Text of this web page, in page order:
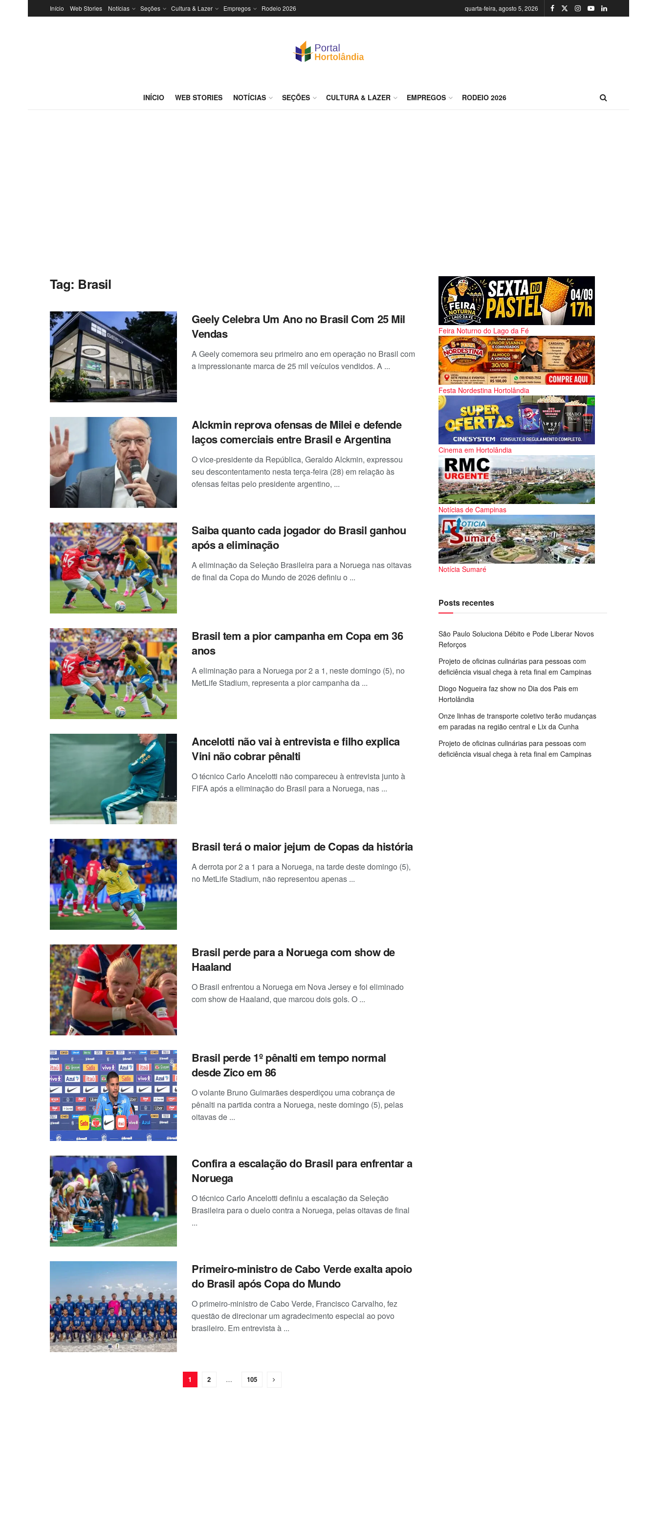
Início Web Stories Notícias Seções Cultura & Lazer Empregos Rodeio 2026 quarta-feira, agosto 5, 2026
INÍCIO WEB STORIES NOTÍCIAS SEÇÕES CULTURA & LAZER EMPREGOS RODEIO 2026
Tag: Brasil
Geely Celebra Um Ano no Brasil Com 25 Mil
Vendas
A Geely comemora seu primeiro ano em operação no Brasil com
a impressionante marca de 25 mil veículos vendidos. A ...
Alckmin reprova ofensas de Milei e defende
laços comerciais entre Brasil e Argentina
O vice-presidente da República, Geraldo Alckmin, expressou
seu descontentamento nesta terça-feira (28) em relação às
ofensas feitas pelo presidente argentino, ...
Saiba quanto cada jogador do Brasil ganhou
após a eliminação
A eliminação da Seleção Brasileira para a Noruega nas oitavas
de final da Copa do Mundo de 2026 definiu o ...
Brasil tem a pior campanha em Copa em 36
anos
A eliminação para a Noruega por 2 a 1, neste domingo (5), no
MetLife Stadium, representa a pior campanha da ...
Ancelotti não vai à entrevista e filho explica
Vini não cobrar pênalti
O técnico Carlo Ancelotti não compareceu à entrevista junto à
FIFA após a eliminação do Brasil para a Noruega, nas ...
Brasil terá o maior jejum de Copas da história
A derrota por 2 a 1 para a Noruega, na tarde deste domingo (5),
no MetLife Stadium, não representou apenas ...
Brasil perde para a Noruega com show de
Haaland
O Brasil enfrentou a Noruega em Nova Jersey e foi eliminado
com show de Haaland, que marcou dois gols. O ...
Brasil perde 1º pênalti em tempo normal
desde Zico em 86
O volante Bruno Guimarães desperdiçou uma cobrança de
pênalti na partida contra a Noruega, neste domingo (5), pelas
oitavas de ...
Confira a escalação do Brasil para enfrentar a
Noruega
O técnico Carlo Ancelotti definiu a escalação da Seleção
Brasileira para o duelo contra a Noruega, pelas oitavas de final
...
Primeiro-ministro de Cabo Verde exalta apoio
do Brasil após Copa do Mundo
O primeiro-ministro de Cabo Verde, Francisco Carvalho, fez
questão de direcionar um agradecimento especial ao povo
brasileiro. Em entrevista à ...
1 2 … 105
Feira Noturno do Lago da Fé
Festa Nordestina Hortolândia
Cinema em Hortolândia
Notícias de Campinas
Notícia Sumaré
Posts recentes
São Paulo Soluciona Débito e Pode Liberar Novos
Reforços
Projeto de oficinas culinárias para pessoas com
deficiência visual chega à reta final em Campinas
Diogo Nogueira faz show no Dia dos Pais em
Hortolândia
Onze linhas de transporte coletivo terão mudanças
em paradas na região central e Lix da Cunha
Projeto de oficinas culinárias para pessoas com
deficiência visual chega à reta final em Campinas